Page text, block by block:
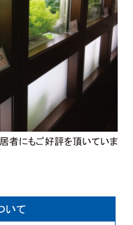
者にもご好評を頂いていま
いて